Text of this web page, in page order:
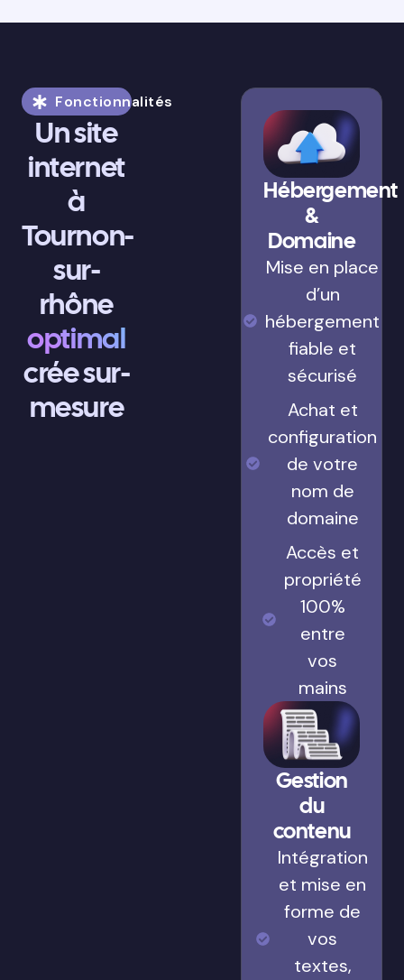
Fonctionnalités
Un site
internet
à
Tournon-
sur-
rhône
optimal
crée sur-
mesure
Hébergement
&
Domaine
Mise en place
d’un
hébergement
fiable et
sécurisé
Achat et
configuration
de votre
nom de
domaine
Accès et
propriété
100%
entre
vos
mains
Gestion
du
contenu
Intégration
et mise en
forme de
vos
textes,